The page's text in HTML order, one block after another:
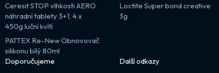
Ceresit STOP vlhkosti AERO
náhradní tablety 3+1, 4 x
450g luční kvítí
PATTEX Re-New Obnovovač
silikonu bílý 80ml
Loctite Super bond creative
3g
Doporučujeme Další odkazy